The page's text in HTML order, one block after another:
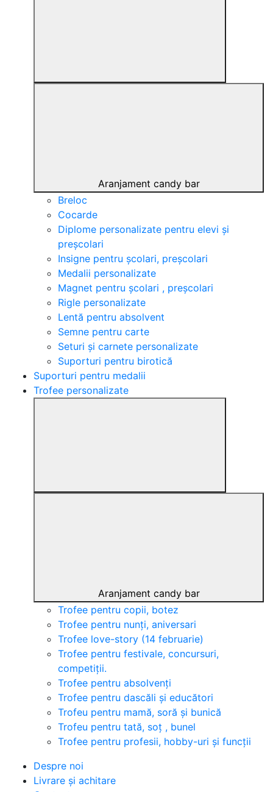
Aranjament candy bar
Breloc
Cocarde
Diplome personalizate pentru elevi și
preșcolari
Insigne pentru școlari, preșcolari
Medalii personalizate
Magnet pentru școlari , preșcolari
Rigle personalizate
Lentă pentru absolvent
Semne pentru carte
Seturi și carnete personalizate
Suporturi pentru birotică
Suporturi pentru medalii
Trofee personalizate
Aranjament candy bar
Trofee pentru copii, botez
Trofee pentru nunți, aniversari
Trofee love-story (14 februarie)
Trofee pentru festivale, concursuri,
competiții.
Trofee pentru absolvenți
Trofee pentru dascăli și educători
Trofeu pentru mamă, soră și bunică
Trofeu pentru tată, soț , bunel
Trofee pentru profesii, hobby-uri și funcții
Despre noi
Livrare și achitare